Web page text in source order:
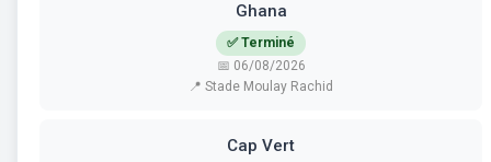
Ghana
✅ Terminé
📅 06/08/2026
📍 Stade Moulay Rachid
Cap Vert